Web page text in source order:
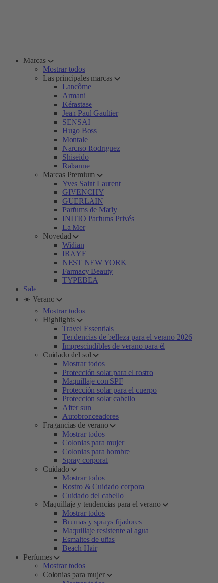
Marcas
Mostrar todos
Las principales marcas
Lancôme
Armani
Kérastase
Jean Paul Gaultier
SENSAI
Hugo Boss
Montale
Narciso Rodriguez
Shiseido
Rabanne
Marcas Premium
Yves Saint Laurent
GIVENCHY
GUERLAIN
Parfums de Marly
INITIO Parfums Privés
La Mer
Novedad
Widian
IRÄYE
NEST NEW YORK
Farmacy Beauty
TYPEBEA
Sale
☀️ Verano
Mostrar todos
Highlights
Travel Essentials
Tendencias de belleza para el verano 2026
Imprescindibles de verano para él
Cuidado del sol
Mostrar todos
Protección solar para el rostro
Maquillaje con SPF
Protección solar para el cuerpo
Protección solar cabello
After sun
Autobronceadores
Fragancias de verano
Mostrar todos
Colonias para mujer
Colonias para hombre
Spray corporal
Cuidado
Mostrar todos
Rostro & Cuidado corporal
Cuidado del cabello
Maquillaje y tendencias para el verano
Mostrar todos
Brumas y sprays fijadores
Maquillaje resistente al agua
Esmaltes de uñas
Beach Hair
Perfumes
Mostrar todos
Colonias para mujer